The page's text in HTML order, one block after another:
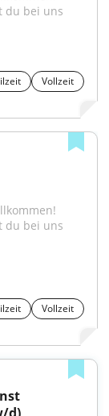
du bei uns
Vollzeit
du bei uns
Vollzeit